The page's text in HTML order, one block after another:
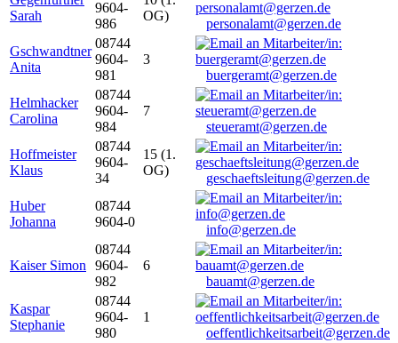
Sarah
9604-
986
OG)
personalamt@gerzen.de
Gschwandtner
Anita
08744
9604-
981
3
buergeramt@gerzen.de
Helmhacker
Carolina
08744
9604-
984
7
steueramt@gerzen.de
Hoffmeister
Klaus
08744
9604-
34
15 (1.
OG)
geschaeftsleitung@gerzen.de
Huber
Johanna
08744
9604-0
info@gerzen.de
Kaiser Simon
08744
9604-
982
6
bauamt@gerzen.de
Kaspar
Stephanie
08744
9604-
980
1
oeffentlichkeitsarbeit@gerzen.de